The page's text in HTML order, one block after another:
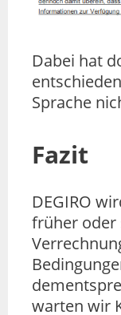
Dabei hat
Sprache
Fazit
DEGIRO
früher oder
warten wir